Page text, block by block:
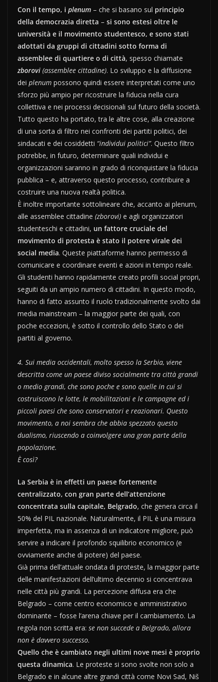
Con il tempo, i plenum – che si basano sul principio
della democrazia diretta – si sono estesi oltre le
università e il movimento studentesco, e sono stati
adottati da gruppi di cittadini sotto forma di
assemblee di quartiere o di città, spesso chiamate
zborovi (assemblee cittadine). Lo sviluppo e la diffusione
dei plenum possono quindi essere interpretati come uno
sforzo più ampio per ricostruire la fiducia nella cura
collettiva e nei processi decisionali sul futuro della società.
Tutto questo ha portato, tra le altre cose, alla creazione
di una sorta di filtro nei confronti dei partiti politici, dei
sindacati e dei cosiddetti “individui politici”. Questo filtro
potrebbe, in futuro, determinare quali individui e
organizzazioni saranno in grado di riconquistare la fiducia
pubblica – e, attraverso questo processo, contribuire a
costruire una nuova realtà politica.
È inoltre importante sottolineare che, accanto ai plenum,
alle assemblee cittadine (zborovi) e agli organizzatori
studenteschi e cittadini, un fattore cruciale del
movimento di protesta è stato il potere virale dei
social media. Queste piattaforme hanno permesso di
comunicare e coordinare eventi e azioni in tempo reale.
Gli studenti hanno rapidamente creato profili social propri,
seguiti da un ampio numero di cittadini. In questo modo,
hanno di fatto assunto il ruolo tradizionalmente svolto dai
media mainstream – la maggior parte dei quali, con
poche eccezioni, è sotto il controllo dello Stato o dei
partiti al governo.
4. Sui media occidentali, molto spesso la Serbia, viene
descritta come un paese diviso socialmente tra città grandi
o medio grandi, che sono poche e sono quelle in cui si
costruiscono le lotte, le mobilitazioni e le campagne ed i
piccoli paesi che sono conservatori e reazionari. Questo
movimento, a noi sembra che abbia spezzato questo
dualismo, riuscendo a coinvolgere una gran parte della
popolazione.
È così?
La Serbia è in effetti un paese fortemente
centralizzato, con gran parte dell’attenzione
concentrata sulla capitale, Belgrado, che genera circa il
50% del PIL nazionale. Naturalmente, il PIL è una misura
imperfetta, ma in assenza di un indicatore migliore, può
servire a indicare il profondo squilibrio economico (e
ovviamente anche di potere) del paese.
Già prima dell’attuale ondata di proteste, la maggior parte
delle manifestazioni dell’ultimo decennio si concentrava
nelle città più grandi. La percezione diffusa era che
Belgrado – come centro economico e amministrativo
dominante – fosse l’arena chiave per il cambiamento. La
regola non scritta era: se non succede a Belgrado, allora
non è davvero successo.
Quello che è cambiato negli ultimi nove mesi è proprio
questa dinamica. Le proteste si sono svolte non solo a
Belgrado e in alcune altre grandi città come Novi Sad, Niš